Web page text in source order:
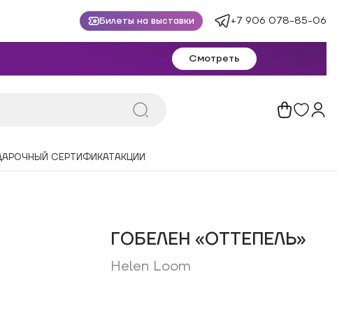
Билеты на выставки +7 906 078-85-06
Смотреть
СЕРТИФИКАТАКЦИИ
ГОБЕЛЕН «ОТТЕПЕЛЬ»
Helen Loom